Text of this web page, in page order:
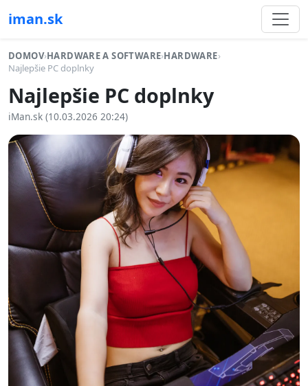
iman.sk
DOMOV›HARDWARE A SOFTWARE›HARDWARE›
Najlepšie PC doplnky
Najlepšie PC doplnky
iMan.sk (10.03.2026 20:24)